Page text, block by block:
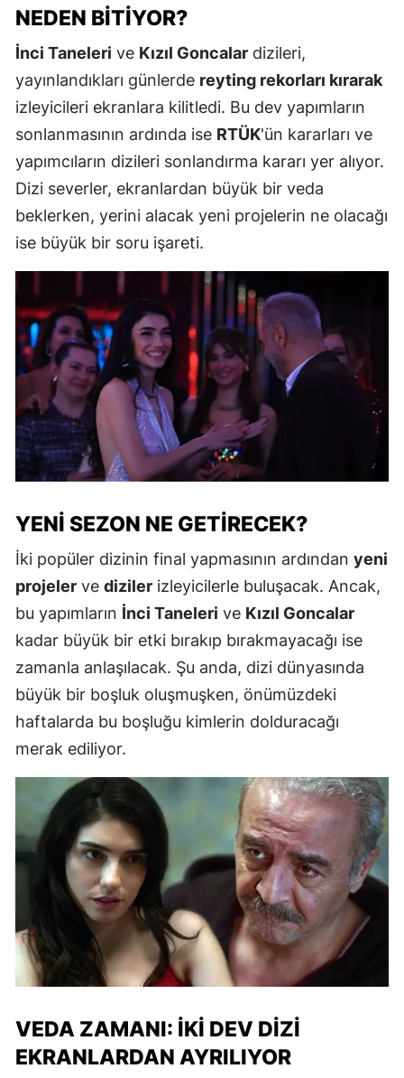
NEDEN BITIYOR?
İnci Taneleri ve Kızıl Goncalar dizileri,
yayınlandıkları günlerde reyting rekorları kırarak
izleyicileri ekranlara kilitledi. Bu dev yapımların
sonlanmasının ardında ise RTÜK'ün kararları ve
yapımcıların dizileri sonlandırma kararı yer alıyor.
Dizi severler, ekranlardan büyük bir veda
beklerken, yerini alacak yeni projelerin ne olacağı
ise büyük bir soru işareti.
YENI SEZON NE GETIRECEK?
İki popüler dizinin final yapmasının ardından yeni
projeler ve diziler izleyicilerle buluşacak. Ancak,
bu yapımların İnci Taneleri ve Kızıl Goncalar
kadar büyük bir etki bırakıp bırakmayacağı ise
zamanla anlaşılacak. Şu anda, dizi dünyasında
büyük bir boşluk oluşmuşken, önümüzdeki
haftalarda bu boşluğu kimlerin dolduracağı
merak ediliyor.
VEDA ZAMANI: İKI DEV DIZI
EKRANLARDAN AYRILIYOR